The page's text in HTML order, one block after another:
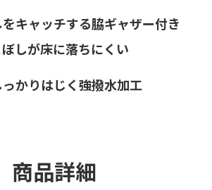
キャッチする脇ギャザー付き
しが床に落ちにくい
かりはじく強撥水加工
商品詳細